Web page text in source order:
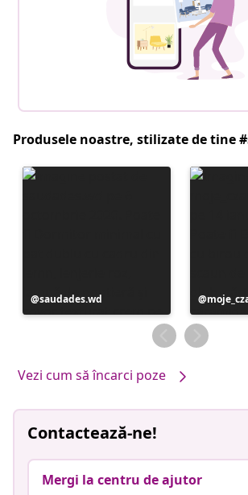
Produsele noastre, stilizate de tine
Postare
publicată
saudades.wd
Postare
de
Vezi cum să încarci poze
Contactează-ne!
Mergi la centru de ajutor